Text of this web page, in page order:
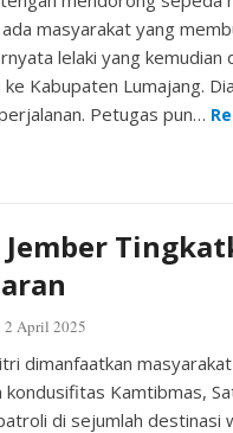
masyarakat yang
lelaki yang
Kabupaten Lumajang.
Petugas pun…
2 April 2025
dimanfaatkan
kondusifitas Kamtibmas,
di sejumlah